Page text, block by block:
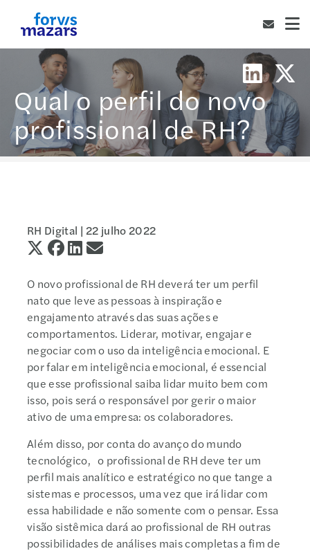
Qual o perfil do novo
profissional de RH?
RH Digital | 22 julho 2022
O novo profissional de RH deverá ter um perfil
nato que leve as pessoas à inspiração e
engajamento através das suas ações e
comportamentos. Liderar, motivar, engajar e
negociar com o uso da inteligência emocional. E
por falar em inteligência emocional, é essencial
que esse profissional saiba lidar muito bem com
isso, pois será o responsável por gerir o maior
ativo de uma empresa: os colaboradores.
Além disso, por conta do avanço do mundo
tecnológico, o profissional de RH deve ter um
perfil mais analítico e estratégico no que tange a
sistemas e processos, uma vez que irá lidar com
essa habilidade e não somente com o pensar. Essa
visão sistêmica dará ao profissional de RH outras
possibilidades de análises mais completas a fim de